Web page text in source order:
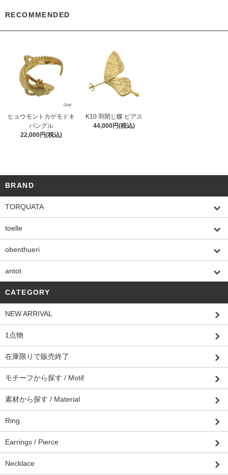
RECOMMENDED
ヒョウモントカゲモドキ
バングル
22,000円(税込)
K10 羽閉じ蝶 ピアス
44,000円(税込)
BRAND
TORQUATA
toelle
obenthueri
antot
CATEGORY
NEW ARRIVAL
1点物
在庫限りで販売終了
モチーフから探す / Motif
素材から探す / Material
Ring
Earrings / Pierce
Necklace